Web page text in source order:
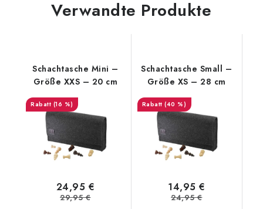
Verwandte Produkte
Schachtasche Mini –
Größe XXS – 20 cm
(16 %)
24,95 €
29,95 €
Schachtasche Small –
Größe XS – 28 cm
(40 %)
14,95 €
24,95 €